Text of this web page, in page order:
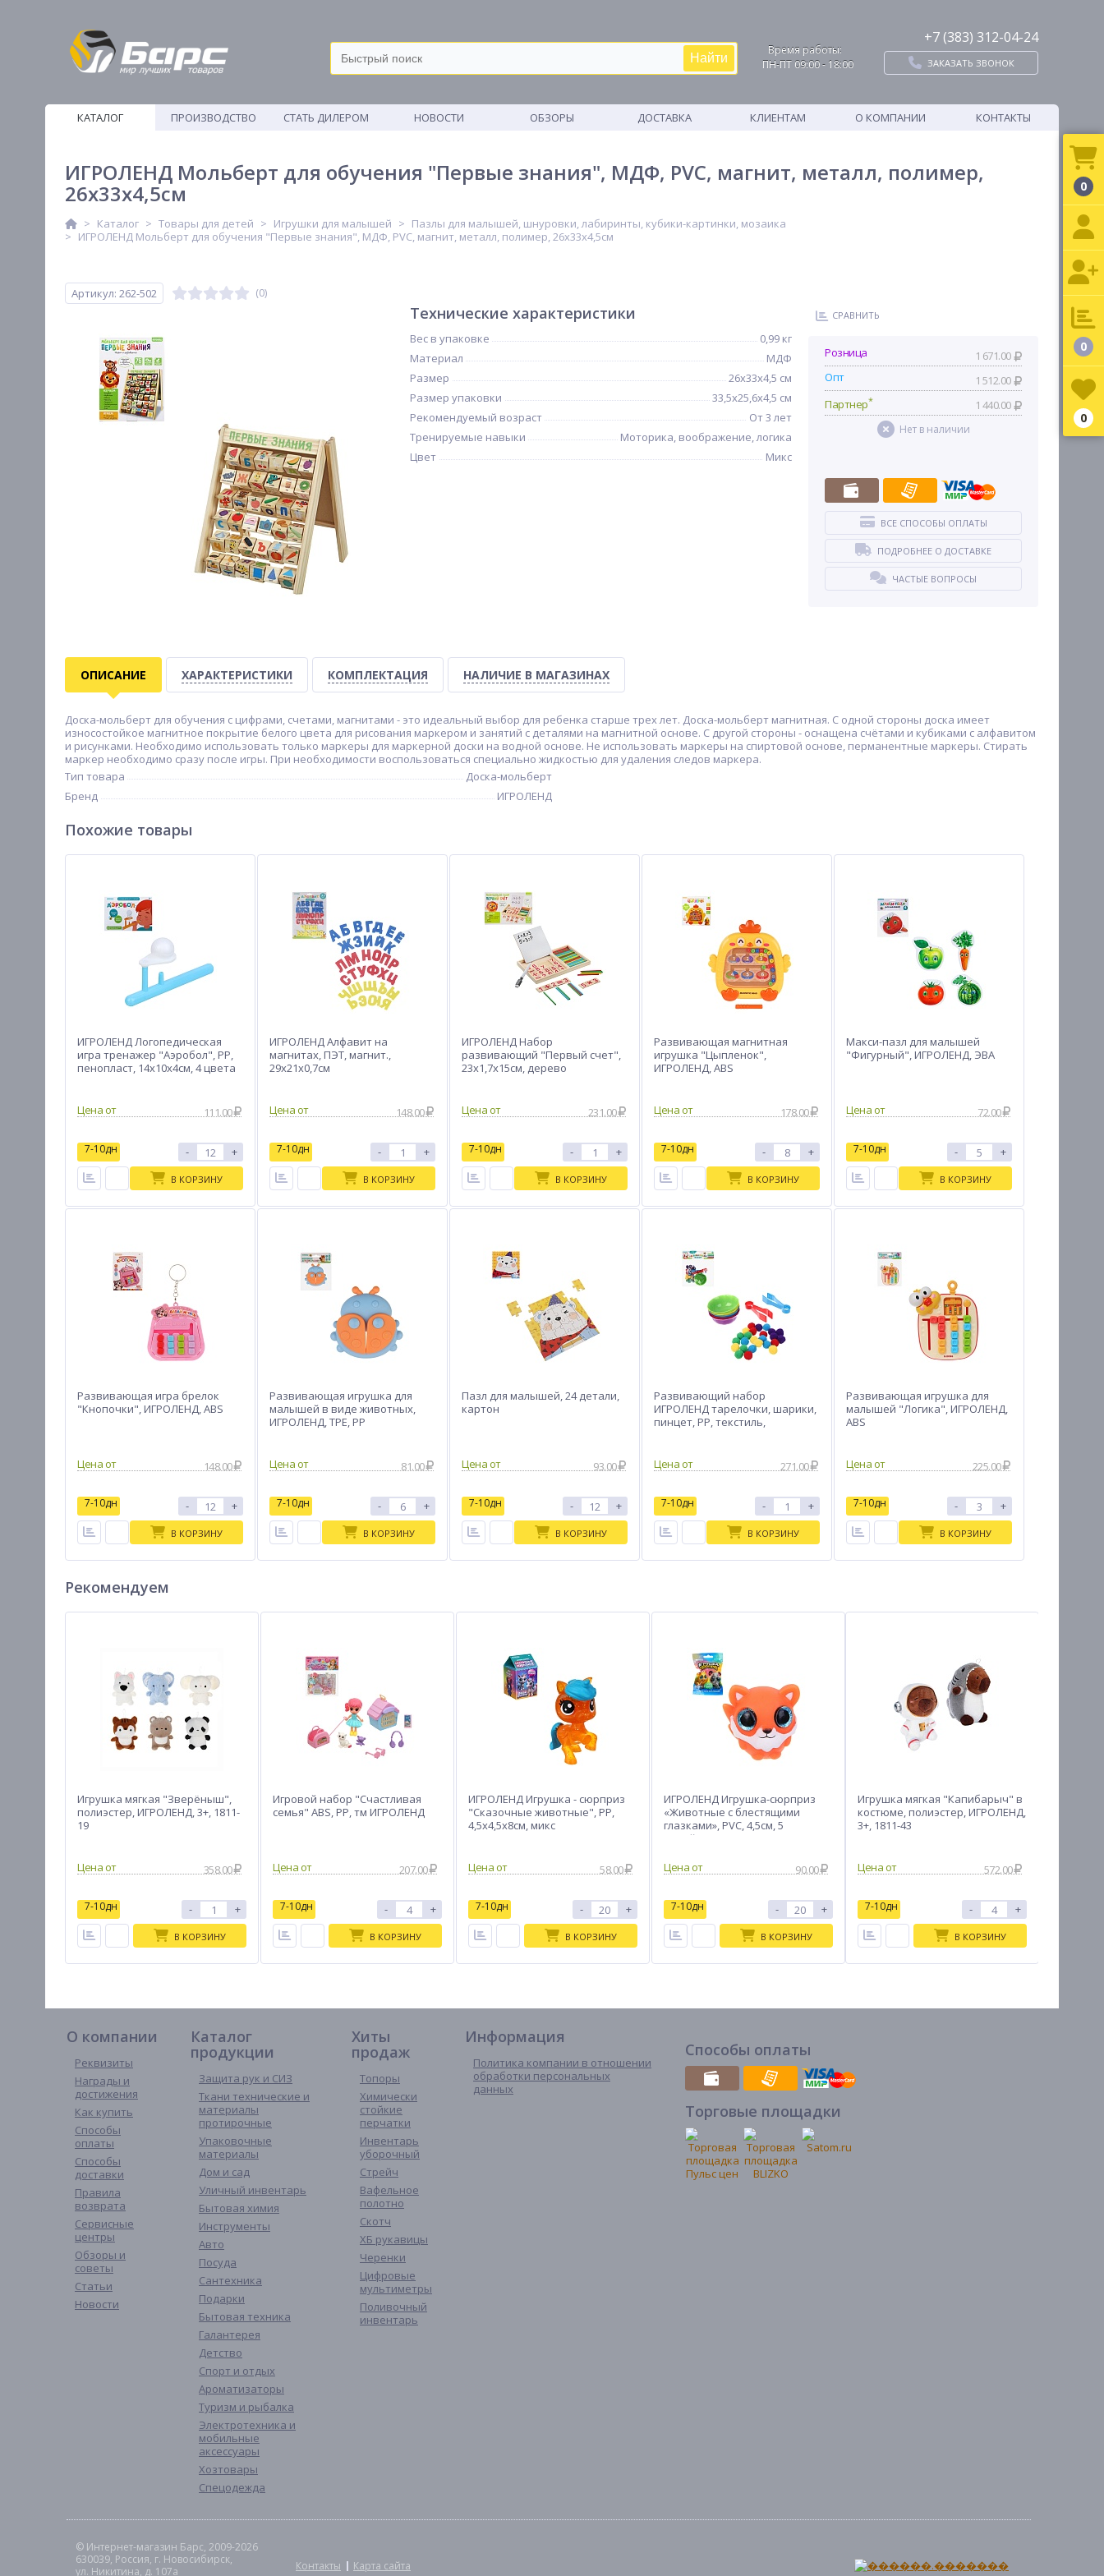
Найти
Время работы:
ПН-ПТ 09:00 - 18:00
+7 (383) 312-04-24
ЗАКАЗАТЬ ЗВОНОК
КАТАЛОГ
ПРОИЗВОДСТВО
СТАТЬ ДИЛЕРОМ НОВОСТИ ОБЗОРЫ ДОСТАВКА КЛИЕНТАМ О КОМПАНИИ КОНТАКТЫ
ИГРОЛЕНД Мольберт для обучения "Первые знания", МДФ, PVC, магнит, металл, полимер,
26х33х4,5см
Каталог Товары для детей Игрушки для малышей
Пазлы для малышей, шнуровки, лабиринты, кубики-картинки, мозаика
ИГРОЛЕНД Мольберт для обучения "Первые знания", МДФ, PVC, магнит, металл, полимер, 26х33х4,5см
Артикул: 262-502 (0)
Технические характеристики
Вес в упаковке
0,99 кг
Материал
МДФ
Размер
26х33х4,5 см
Размер упаковки
33,5х25,6х4,5 см
Рекомендуемый возраст
От 3 лет
Тренируемые навыки
Моторика, воображение, логика
Цвет
Микс
СРАВНИТЬ
Розница
1 671.00
Опт
1 512.00
Партнер* 1 440.00
Нет в наличии
ВСЕ СПОСОБЫ ОПЛАТЫ
ПОДРОБНЕЕ О ДОСТАВКЕ
ЧАСТЫЕ ВОПРОСЫ
ОПИСАНИЕ ХАРАКТЕРИСТИКИ КОМПЛЕКТАЦИЯ НАЛИЧИЕ В МАГАЗИНАХ
Доска-мольберт для обучения с цифрами, счетами, магнитами - это идеальный выбор для ребенка старше трех лет. Доска-мольберт магнитная. С одной стороны доска имеет
износостойкое магнитное покрытие белого цвета для рисования маркером и занятий с деталями на магнитной основе. С другой стороны - оснащена счётами и кубиками с алфавитом
и рисунками. Необходимо использовать только маркеры для маркерной доски на водной основе. Не использовать маркеры на спиртовой основе, перманентные маркеры. Стирать
маркер необходимо сразу после игры. При необходимости воспользоваться специально жидкостью для удаления следов маркера.
Тип товара
Доска-мольберт
Бренд
ИГРОЛЕНД
Похожие товары
ИГРОЛЕНД Логопедическая
игра тренажер "Аэробол", PP,
пенопласт, 14х10х4см, 4 цвета
Цена от 111.00
7-10дн - +
В КОРЗИНУ
ИГРОЛЕНД Алфавит на
магнитах, ПЭТ, магнит.,
29х21х0,7см
Цена от 148.00
7-10дн - +
В КОРЗИНУ
ИГРОЛЕНД Набор
развивающий "Первый счет",
23x1,7x15см, дерево
Цена от 231.00
7-10дн - +
В КОРЗИНУ
Развивающая магнитная
игрушка "Цыпленок",
ИГРОЛЕНД, ABS
Цена от 178.00
7-10дн - +
В КОРЗИНУ
Макси-пазл для малышей
"Фигурный", ИГРОЛЕНД, ЭВА
Цена от 72.00
7-10дн - +
В КОРЗИНУ
Развивающая игра брелок
"Кнопочки", ИГРОЛЕНД, ABS
Цена от 148.00
7-10дн - +
В КОРЗИНУ
Развивающая игрушка для
малышей в виде животных,
ИГРОЛЕНД, TPE, PP
Цена от 81.00
7-10дн - +
В КОРЗИНУ
Пазл для малышей, 24 детали,
картон
Цена от 93.00
7-10дн - +
В КОРЗИНУ
Развивающий набор
ИГРОЛЕНД тарелочки, шарики,
пинцет, PP, текстиль,
Цена от
271.00
7-10дн - +
В КОРЗИНУ
Развивающая игрушка для
малышей "Логика", ИГРОЛЕНД,
ABS
Цена от 225.00
7-10дн - +
В КОРЗИНУ
Рекомендуем
Игрушка мягкая "Зверёныш",
полиэстер, ИГРОЛЕНД, 3+, 1811-
19
358.00
7-10дн - +
В КОРЗИНУ
Игровой набор "Счастливая
семья" ABS, PP, тм ИГРОЛЕНД
207.00
7-10дн - +
В КОРЗИНУ
ИГРОЛЕНД Игрушка - сюрприз
"Сказочные животные", РР,
4,5х4,5х8см, микс
58.00
7-10дн - +
В КОРЗИНУ
ИГРОЛЕНД Игрушка-сюрприз
«Животные с блестящими
глазками», PVC, 4,5см, 5
дизайнов
90.00
7-10дн - +
В КОРЗИНУ
Игрушка мягкая "Капибарыч" в
костюме, полиэстер, ИГРОЛЕНД,
3+, 1811-43
572.00
7-10дн - +
В КОРЗИНУ
О компании
Реквизиты
Награды и
достижения
Как купить
Способы
оплаты
Способы
доставки
Правила
возврата
Сервисные
центры
Обзоры и
советы
Статьи
Новости
Каталог
продукции
Защита рук и СИЗ
Ткани технические и
материалы
протирочные
Упаковочные
материалы
Дом и сад
Уличный инвентарь
Бытовая химия
Инструменты
Авто
Посуда
Сантехника
Подарки
Бытовая техника
Галантерея
Детство
Спорт и отдых
Ароматизаторы
Туризм и рыбалка
Электротехника и
мобильные
аксессуары
Хозтовары
Спецодежда
Хиты
продаж
Топоры
Химически
стойкие
перчатки
Инвентарь
уборочный
Стрейч
Вафельное
полотно
Скотч
ХБ рукавицы
Черенки
Цифровые
мультиметры
Поливочный
инвентарь
Информация
Политика компании в отношении
обработки персональных
данных
Способы оплаты
Торговые площадки
© Интернет-магазин Барс, 2009-2026
630039, Россия, г. Новосибирск,
ул. Никитина, д. 107а
Контакты Карта сайта
0
0
0